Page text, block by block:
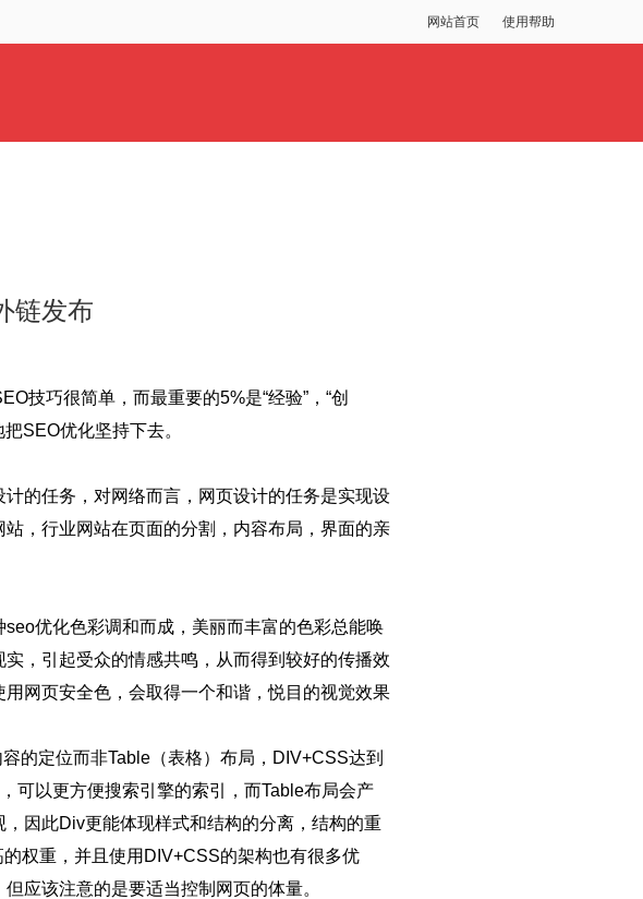
网站首页 使用帮助
链发布
技巧很简单，而最重要的5%是“经验”，“创
SEO优化坚持下去。
的任务，对网络而言，网页设计的任务是实现设
，行业网站在页面的分割，内容布局，界面的亲
优化色彩调和而成，美丽而丰富的色彩总能唤
，引起受众的情感共鸣，从而得到较好的传播效
网页安全色，会取得一个和谐，悦目的视觉效果
的定位而非Table（表格）布局，DIV+CSS达到
可以更方便搜索引擎的索引，而Table布局会产
因此Div更能体现样式和结构的分离，结构的重
权重，并且使用DIV+CSS的架构也有很多优
应该注意的是要适当控制网页的体量。